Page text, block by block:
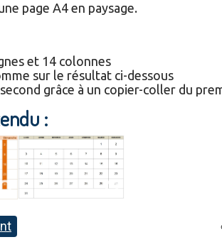
page A4 en paysage.
et 14 colonnes
sur le résultat ci-dessous
grâce à un copier-coller du
: